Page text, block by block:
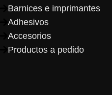
Barnices e imprimantes
Adhesivos
Accesorios
Productos a pedido